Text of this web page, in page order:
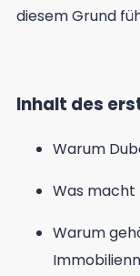
diesem Grund
Inhalt des
Warum
Was macht
Warum